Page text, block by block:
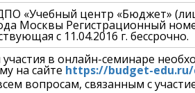
«Учебный центр «Бюджет»
Москвы Регистрационный
с 11.04.2016 г. бессрочно.
участия в онлайн-семинаре
на сайте https://budget-edu.ru/
вопросам, связанным с